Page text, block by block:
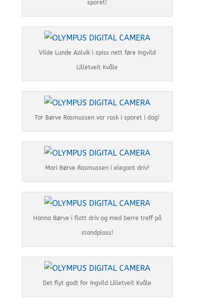
sporet!
Vilde Lunde Aalvik i spiss nett føre Ingvild
Lilletveit Kvåle
Tor Børve Rasmussen var rask i sporet i dag!
Mari Børve Rasmussen i elegant driv!
Hanna Børve i flott driv og med berre treff på
standplass!
Det flyt godt for Ingvild Lilletveit Kvåle